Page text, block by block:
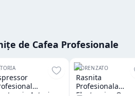
de Cafea Profesionale
FIORENZATO
Rasnita
Profesionala